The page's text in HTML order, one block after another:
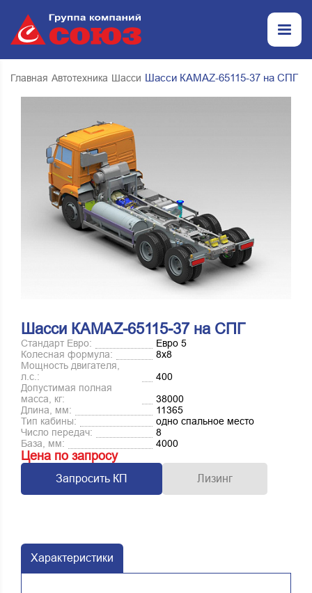
Главная Автотехника Шасси Шасси КАМАZ-65115-37 на СПГ
Шасси КАМАZ-65115-37 на СПГ
Стандарт Евро:
Евро 5
Колесная формула:
8х8
Мощность двигателя,
л.с.:
400
Допустимая полная
масса, кг:
38000
Длина, мм:
11365
Тип кабины:
одно спальное место
Число передач:
8
База, мм:
4000
Цена по запросу
Запросить КП Лизинг
Характеристики